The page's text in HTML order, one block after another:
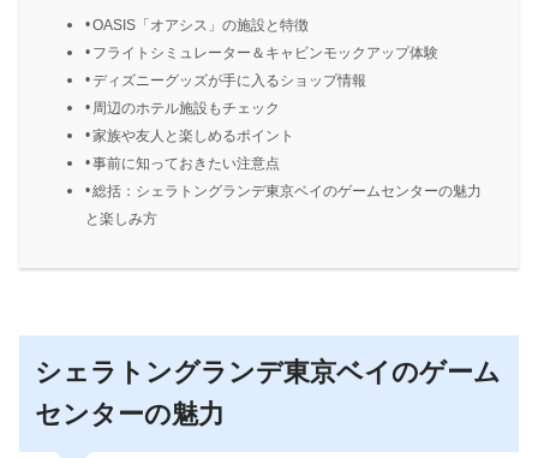
OASIS「オアシス」の施設と特徴
フライトシミュレーター＆キャビンモックアップ体験
ディズニーグッズが手に入るショップ情報
周辺のホテル施設もチェック
家族や友人と楽しめるポイント
事前に知っておきたい注意点
総括：シェラトングランデ東京ベイのゲームセンターの魅力
と楽しみ方
シェラトングランデ東京ベイのゲーム
センターの魅力